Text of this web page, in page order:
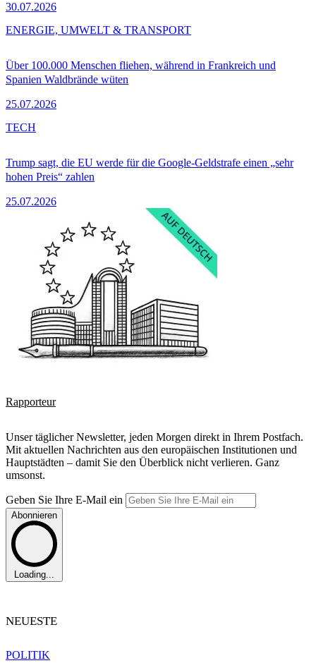
30.07.2026
Über 100.000 Menschen fliehen, während in Frankreich und
Spanien Waldbrände wüten
25.07.2026
ENERGIE, UMWELT & TRANSPORT
Trump sagt, die EU werde für die Google-Geldstrafe einen „sehr
hohen Preis“ zahlen
25.07.2026
TECH
Rapporteur
Unser täglicher Newsletter, jeden Morgen direkt in Ihrem Postfach.
Mit aktuellen Nachrichten aus den europäischen Institutionen und
Hauptstädten – damit Sie den Überblick nicht verlieren. Ganz
umsonst.
Geben Sie Ihre E-Mail ein
Abonnieren
Loading...
NEUESTE
POLITIK